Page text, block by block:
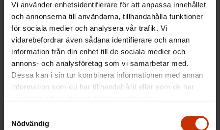
Vi använder enhetsidentifierare för att anpassa innehållet
och annonserna till användarna, tillhandahålla funktioner
för sociala medier och analysera vår trafik. Vi
vidarebefordrar även sådana identifierare och annan
information från din enhet till de sociala medier och
annons- och analysföretag som vi samarbetar med.
Dessa kan i sin tur kombinera informationen med annan
information som du har tillhandahållit eller som de har
Nödvändig
också sin egen kampanj Justice4Couriers (på
finska), som har lyft fram missförhållanden och
kräver rättvisa villkor för matbuden. Problemen i
städbranschen har inte väckt lika mycket diskussion
i offentligheten.
preciseras